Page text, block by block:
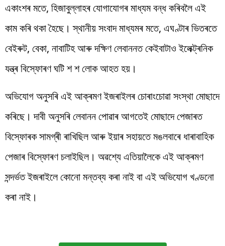
একাংশৰ মতে, হিজাবুল্লাহৰ যোগাযোগৰ মাধ্যম বন্ধ কৰিবলৈ এই
কাম কৰি থকা হৈছে। স্থানীয় সংবাদ মাধ্যমৰ মতে, এঘণ্টাৰ ভিতৰতে
বেইৰুট, বেকা, নাবাটিহ আৰু দক্ষিণ লেবাননত কেইবাটাও ইলেক্ট্ৰনিক
যন্ত্ৰ বিস্ফোৰণ ঘটি শ শ লোক আহত হয়।
অভিযোগ অনুসৰি এই আক্ৰমণ ইজৰাইলৰ চোৰাংচোৱা সংস্থা মোছাদে
কৰিছে। দাবী অনুসৰি লেবানন পোৱাৰ আগতেই মোছাদে পেজাৰত
বিস্ফোৰক সামগ্ৰী ৰাখিছিল আৰু ইয়াৰ সহায়তে মঙলবাৰে ধাৰাবাহিক
পেজাৰ বিস্ফোৰণ চলাইছিল। অৱশ্যে এতিয়ালৈকে এই আক্ৰমণ
সন্দৰ্ভত ইজৰাইলে কোনো মন্তব্য কৰা নাই বা এই অভিযোগ খণ্ডনো
কৰা নাই।